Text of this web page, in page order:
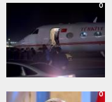
0
0